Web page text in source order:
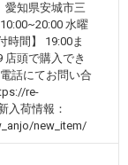
愛知県安城市三
水曜
時間】 19:00ま
店頭で購入でき
話にてお問い合
re-
入荷情報：
new_item/